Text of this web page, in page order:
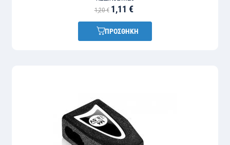
1,20 € 1,11 €
ΠΡΟΣΘΗΚΗ